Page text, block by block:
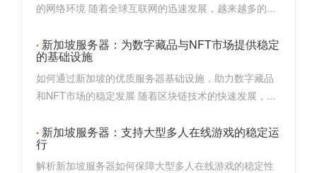
的网络环境 随着全球互联网的迅速发展，越来越多的...
新加坡服务器：为数字藏品与NFT市场提供稳定
的基础设施
如何通过新加坡的优质服务器基础设施，助力数字藏品
和NFT市场的稳定发展 随着区块链技术的快速发展，...
新加坡服务器：支持大型多人在线游戏的稳定运
行
解析新加坡服务器如何保障大型多人在线游戏的稳定性